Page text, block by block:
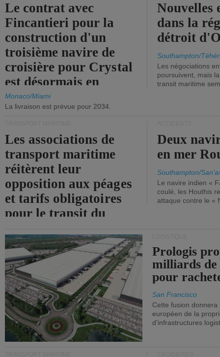
Le contrat avec
Fincantieri pour la
construction d'un
troisième navire de
croisière pour Crystal
est désormais en
vigueur.
Monaco/Miami
La livraison est prévue pour 2034.
Nouvelles
dans la
détroit
Southampton/
Les négociations
poursuivent, mais
transit maritime
Les associations de
transport maritime
réitèrent leur
opposition aux péages
et tarifs obligatoires
pour le transit du
Deux
en mer
Southampton/
Le navire indien «
coulé, les Houthis
attaque contre le «
Prologis
milliards
pour
San Francisco
Cette fusion
européen de la
d'infrastructures